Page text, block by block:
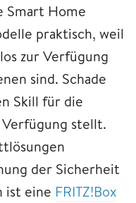
Smart Home
praktisch, weil
zur Verfügung
sind. Schade
Skill für die
stellt.
der Sicherheit
ist eine FRITZ!Box